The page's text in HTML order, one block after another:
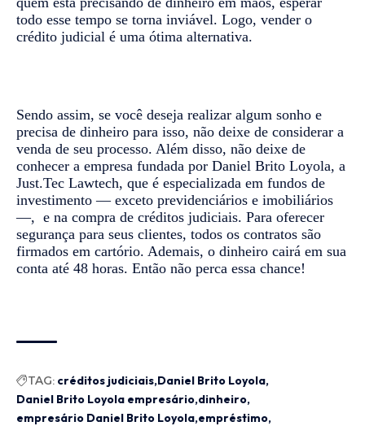
todo esse tempo se torna inviável. Logo, vender o
crédito judicial é uma ótima alternativa.
Sendo assim, se você deseja realizar algum sonho e
precisa de dinheiro para isso, não deixe de considerar a
venda de seu processo. Além disso, não deixe de
conhecer a empresa fundada por Daniel Brito Loyola, a
Just.Tec Lawtech, que é especializada em fundos de
investimento — exceto previdenciários e imobiliários
—, e na compra de créditos judiciais. Para oferecer
segurança para seus clientes, todos os contratos são
firmados em cartório. Ademais, o dinheiro cairá em sua
conta até 48 horas. Então não perca essa chance!
TAG: créditos judiciais Daniel Brito Loyola
Daniel Brito Loyola empresário dinheiro
empresário Daniel Brito Loyola empréstimo